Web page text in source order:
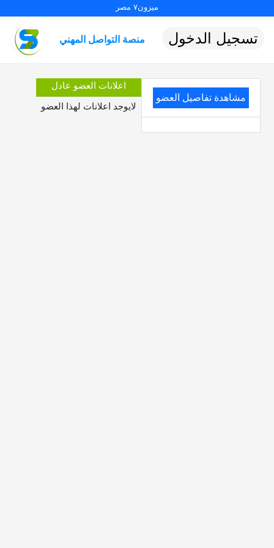
ميزون٧ مصر
منصة التواصل المهني تسجيل الدخول
مشاهدة تفاصيل العضو
اعلانات العضو عادل
لايوجد اعلانات لهذا العضو